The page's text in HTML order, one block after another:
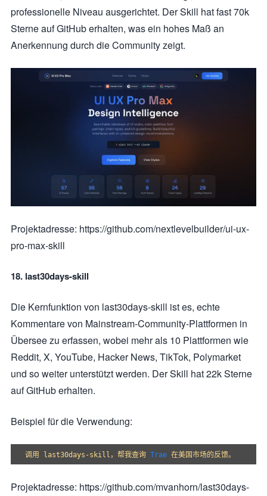
professionelle Niveau ausgerichtet. Der Skill hat fast 70k
Sterne auf GitHub erhalten, was ein hohes Maß an
Anerkennung durch die Community zeigt.
Projektadresse: https://github.com/nextlevelbuilder/ui-ux-
pro-max-skill
18. last30days-skill
Die Kernfunktion von last30days-skill ist es, echte
Kommentare von Mainstream-Community-Plattformen in
Übersee zu erfassen, wobei mehr als 10 Plattformen wie
Reddit, X, YouTube, Hacker News, TikTok, Polymarket
und so weiter unterstützt werden. Der Skill hat 22k Sterne
auf GitHub erhalten.
Beispiel für die Verwendung:
调用 last30days-skill，帮我查询 Trae
Projektadresse: https://github.com/mvanhorn/last30days-